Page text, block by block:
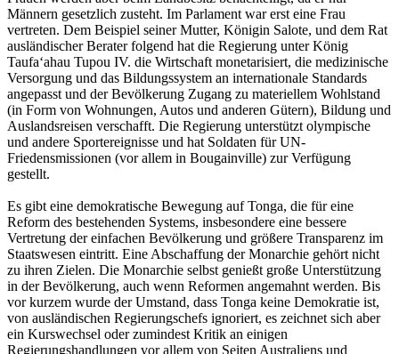
Männern gesetzlich zusteht. Im Parlament war erst eine Frau
vertreten. Dem Beispiel seiner Mutter, Königin Salote, und dem Rat
ausländischer Berater folgend hat die Regierung unter König
Taufaʻahau Tupou IV. die Wirtschaft monetarisiert, die medizinische
Versorgung und das Bildungssystem an internationale Standards
angepasst und der Bevölkerung Zugang zu materiellem Wohlstand
(in Form von Wohnungen, Autos und anderen Gütern), Bildung und
Auslandsreisen verschafft. Die Regierung unterstützt olympische
und andere Sportereignisse und hat Soldaten für UN-
Friedensmissionen (vor allem in Bougainville) zur Verfügung
gestellt.
Es gibt eine demokratische Bewegung auf Tonga, die für eine
Reform des bestehenden Systems, insbesondere eine bessere
Vertretung der einfachen Bevölkerung und größere Transparenz im
Staatswesen eintritt. Eine Abschaffung der Monarchie gehört nicht
zu ihren Zielen. Die Monarchie selbst genießt große Unterstützung
in der Bevölkerung, auch wenn Reformen angemahnt werden. Bis
vor kurzem wurde der Umstand, dass Tonga keine Demokratie ist,
von ausländischen Regierungschefs ignoriert, es zeichnet sich aber
ein Kurswechsel oder zumindest Kritik an einigen
Regierungshandlungen vor allem von Seiten Australiens und